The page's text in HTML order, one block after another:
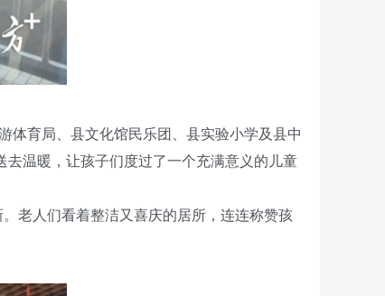
体育局、县文化馆民乐团、县实验小学及县中
去温暖，让孩子们度过了一个充满意义的儿童
老人们看着整洁又喜庆的居所，连连称赞孩